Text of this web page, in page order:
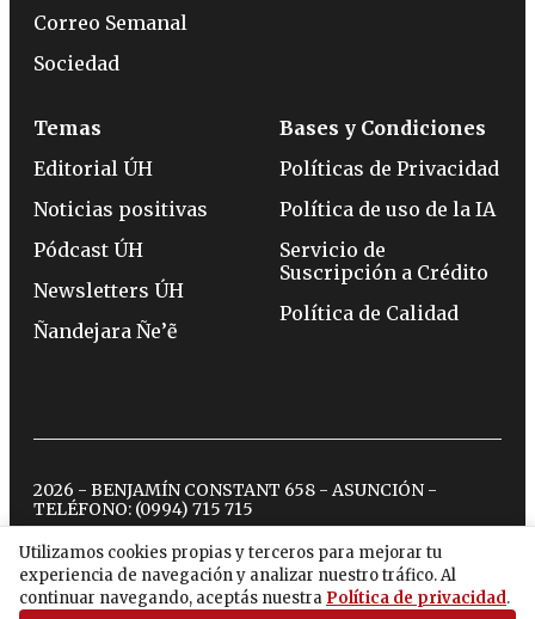
Utilizamos cookies propias y terceros para mejorar tu
experiencia de navegación y analizar nuestro tráfico. Al
continuar navegando, aceptás nuestra Política de privacidad.
Correo Semanal
Sociedad
Temas
Editorial ÚH
Noticias positivas
Pódcast ÚH
Newsletters ÚH
Ñandejara Ñe’ẽ
Bases y Condiciones
Políticas de Privacidad
Política de uso de la IA
Servicio de
Suscripción a Crédito
Política de Calidad
2026 - BENJAMÍN CONSTANT 658 - ASUNCIÓN -
TELÉFONO: (0994) 715 715
twitterinstagram
facebook
tiktokyoutubespotify